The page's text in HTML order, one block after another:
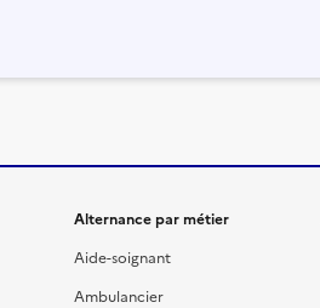
Alternance par métier
Aide-soignant
Ambulancier